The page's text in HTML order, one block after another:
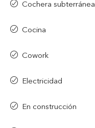
Cochera subterránea
Cocina
Cowork
Electricidad
En construcción